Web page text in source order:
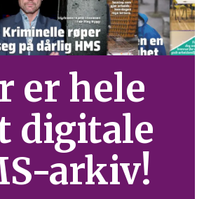
er hele
digitale
arkiv!